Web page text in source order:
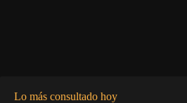
Lo más consultado hoy